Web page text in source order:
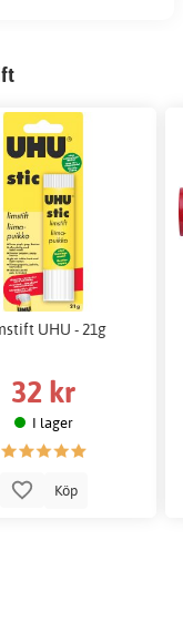
UHU - 21g
32 kr
I lager
Köp